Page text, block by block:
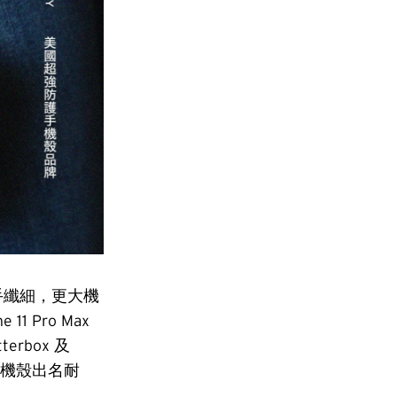
細，更大機
11 Pro Max
及
殼出名耐